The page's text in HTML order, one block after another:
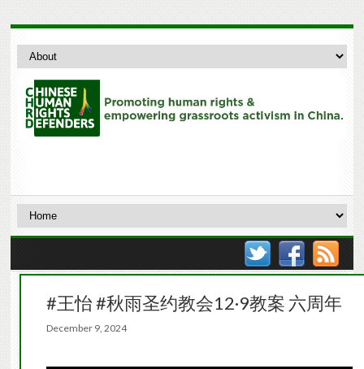
#王怡 #秋雨圣约教会12·9教案 六周年
December 9, 2024